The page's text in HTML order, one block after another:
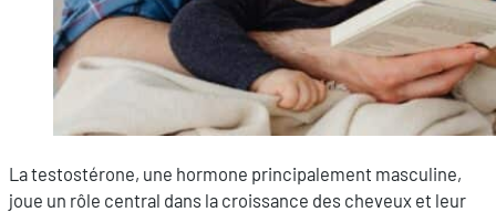
La testostérone, une hormone principalement masculine,
joue un rôle central dans la croissance des cheveux et leur